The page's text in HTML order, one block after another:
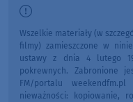
Wszelkie materiały (w
filmy) zamieszczone w
ustawy z dnia 4 lutego
pokrewnych. Zabronione
FM/portalu
nieważności: kopiowanie,